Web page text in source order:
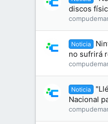
discos
Noticia
no sufrirá
Noticia
Nacional